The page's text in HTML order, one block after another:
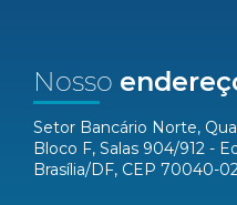
Nosso
Setor Bancário Norte,
Bloco F, Salas 904/912 -
Brasília/DF, CEP 70040-